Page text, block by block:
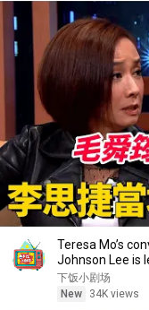
Teresa Mo’s
Johnson Lee is
下饭小剧场
New
34K views